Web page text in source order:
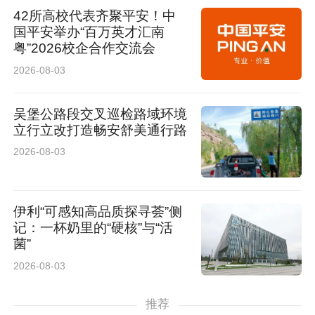
42所高校代表齐聚平安！中
国平安举办“百万英才汇南
粤”2026校企合作交流会
2026-08-03
吴堡公路段交叉巡检路域环境
立行立改打造畅安舒美通行路
2026-08-03
伊利“可感知高品质探寻荟”侧
记：一杯奶里的“硬核”与“活
菌”
2026-08-03
推荐